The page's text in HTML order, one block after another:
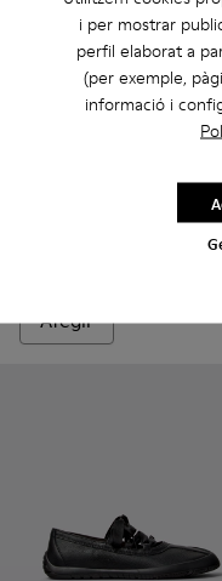
i per mostrar
perfil elaborat a
(per exemple,
informació i
Twins - K201684-031
Twins -Twins -
Afegir